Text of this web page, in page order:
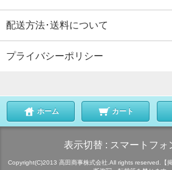
配送方法･送料について
プライバシーポリシー
ホーム カート
表示切替 : スマートフォ
Copyright(C)2013 高田商事株式会社.All rights reserved.【